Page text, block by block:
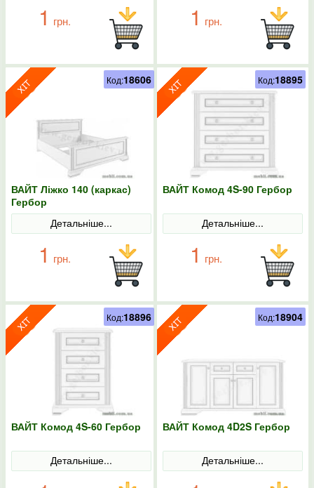
1 грн. 1 грн.
ВАЙТ Ліжко 140 (каркас)
Гербор
Детальніше...
1 грн.
Код:18606
ВАЙТ Комод 4S-90 Гербор
Детальніше...
1 грн.
Код:18895
ВАЙТ Комод 4S-60 Гербор
Детальніше...
Код:18896
ВАЙТ Комод 4D2S Гербор
Детальніше...
Код:18904